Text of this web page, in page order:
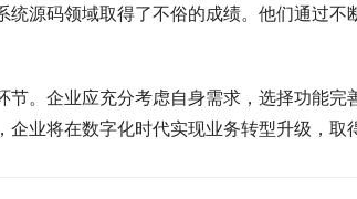
源码领域取得了不俗的成绩。他们通过不
。企业应充分考虑自身需求，选择功能
业将在数字化时代实现业务转型升级，取